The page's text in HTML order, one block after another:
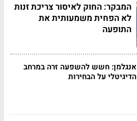
המבקר: החוק לאיסור צריכת זנות
לא הפחית משמעותית את
התופעה
אנגלמן: חשש להשפעה זרה במרחב
הדיגיטלי על הבחירות